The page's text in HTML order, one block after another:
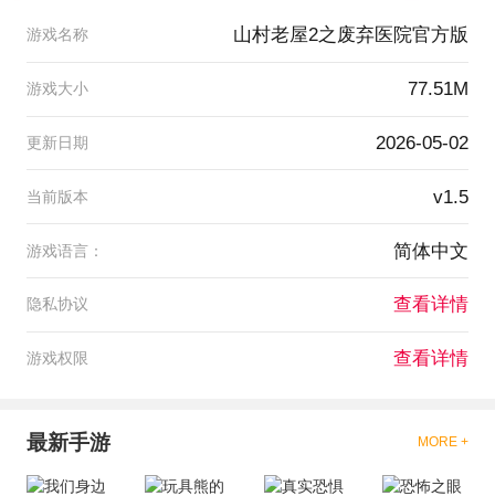
游戏名称 山村老屋2之废弃医院官方版
游戏大小 77.51M
更新日期 2026-05-02
当前版本 v1.5
游戏语言： 简体中文
隐私协议 查看详情
游戏权限 查看详情
最新手游 MORE +